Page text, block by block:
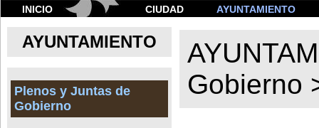
INICIO CIUDAD AYUNTAMIENTO
AYUNTAMIENTO
Plenos y Juntas de
Gobierno
Gobierno